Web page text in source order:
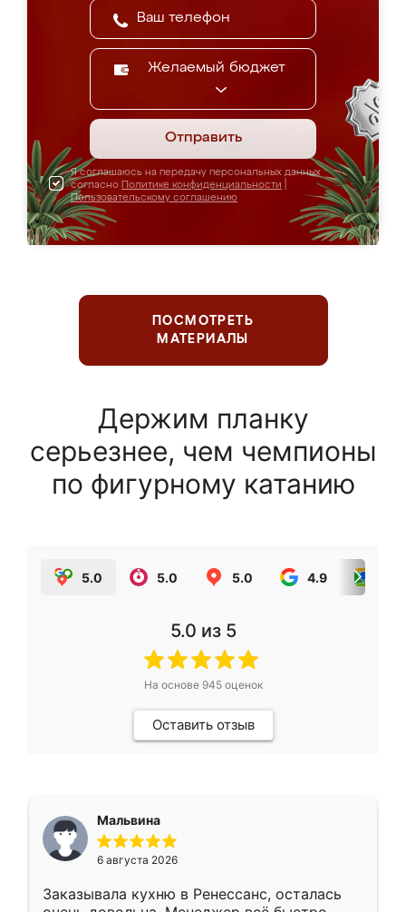
Желаемый бюджет
Отправить
Я соглашаюсь на передачу персональных данных
согласно Политике конфиденциальности
Пользовательскому соглашению
ПОСМОТРЕТЬ
МАТЕРИАЛЫ
Держим планку
серьезнее, чем чемпионы
по фигурному катанию
5.0 5.0 5.0 4.9
5.0 из 5
На основе 945оценок
Оставить отзыв
Мальвина
6 августа 2026
Заказывала кухню в Ренессанс, осталась